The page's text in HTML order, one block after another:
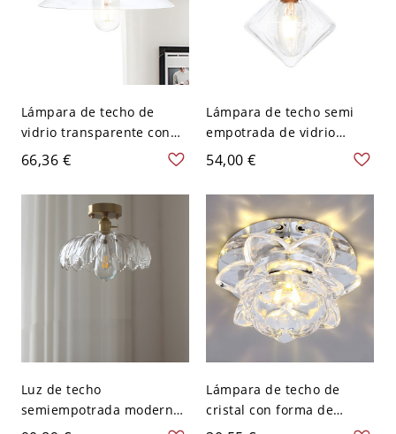
Lámpara de techo de
vidrio transparente con
montaje semiempotrado
en bronce para 1 luz en
almacén
66,36 €
Lámpara de techo semi
empotrada de vidrio
acanalado claro con
diamante industrial de 1
luz para cocina
54,00 €
Luz de techo
semiempotrada moderna
en forma de cúpula para
Lámpara de techo de
cristal con forma de
cuenco moderno y